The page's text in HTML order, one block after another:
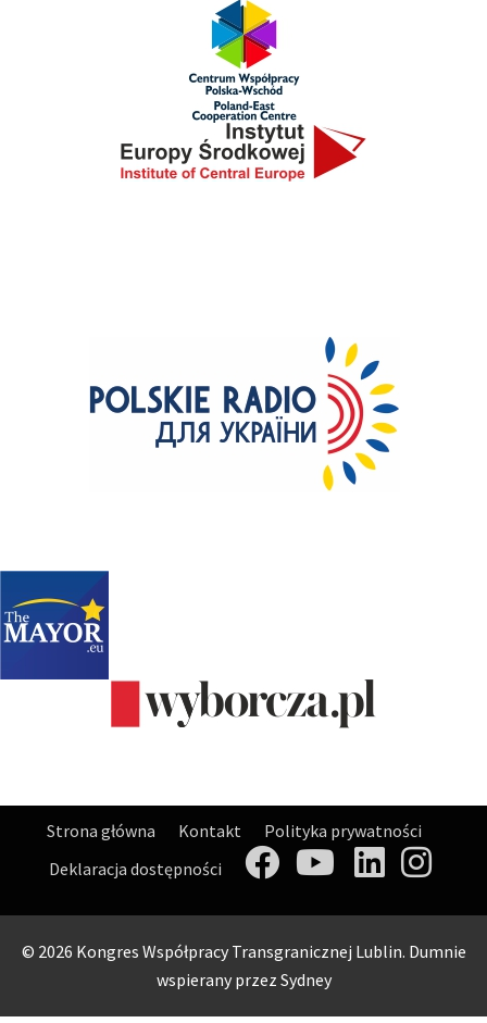
Strona główna Kontakt
Polityka prywatności
Deklaracja dostępności
© 2026 Kongres Współpracy Transgranicznej Lublin. Dumnie
wspierany przez Sydney